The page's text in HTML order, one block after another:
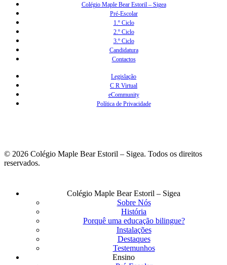
Colégio Maple Bear Estoril – Sigea
Pré-Escolar
1.º Ciclo
2.º Ciclo
3.º Ciclo
Candidatura
Contactos
Legislação
C R Virtual
eCommunity
Política de Privacidade
© 2026 Colégio Maple Bear Estoril – Sigea. Todos os direitos
reservados.
Fechar
Colégio Maple Bear Estoril – Sigea
Sobre Nós
História
Porquê uma educação bilingue?
Instalações
Destaques
Testemunhos
Ensino